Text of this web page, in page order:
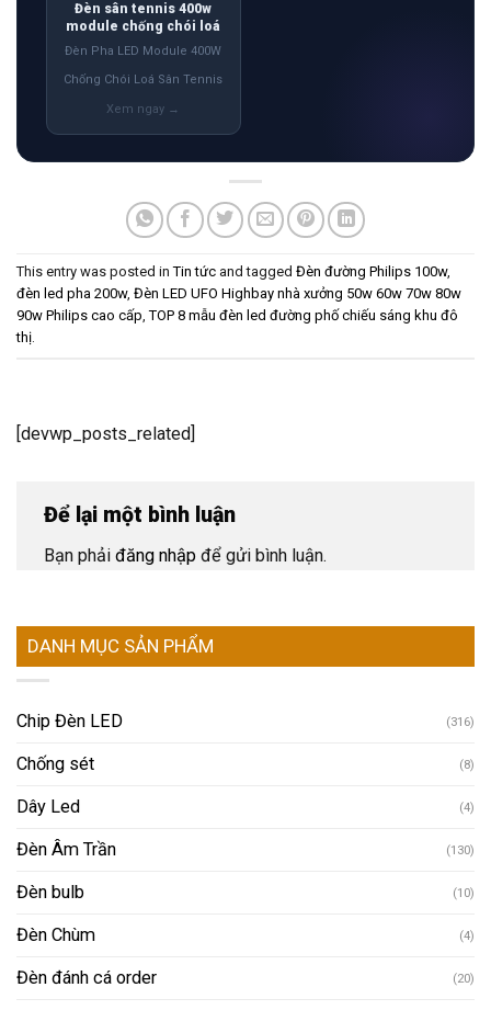
Đèn sân tennis 400w
module chống chói loá
Đèn Pha LED Module 400W
Chống Chói Loá Sân Tennis
This entry was posted inTin tức and tagged Đèn đường Philips 100w,
đèn led pha 200w, Đèn LED UFO Highbay nhà xưởng 50w 60w 70w 80w
90w Philips cao cấp,TOP 8 mẫu đèn led đường phố chiếu sáng khu đô
thị.
[devwp_posts_related]
Để lại một bình luận
Bạn phải đăng nhập để gửi bình luận.
DANH MỤC SẢN PHẨM
Chip Đèn LED (316)
Chống sét (8)
Dây Led (4)
Đèn Âm Trần (130)
Đèn bulb (10)
Đèn Chùm (4)
Đèn đánh cá order (20)